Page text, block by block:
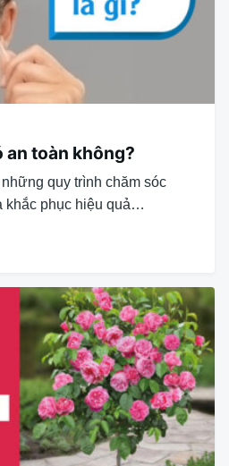
an toàn không?
quy trình chăm sóc
khắc phục hiệu quả…